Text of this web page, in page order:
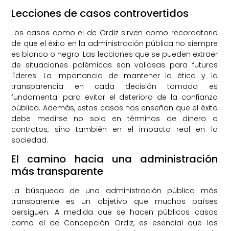
Lecciones de casos controvertidos
Los casos como el de Ordiz sirven como recordatorio
de que el éxito en la administración pública no siempre
es blanco o negro. Las lecciones que se pueden extraer
de situaciones polémicas son valiosas para futuros
líderes. La importancia de mantener la ética y la
transparencia en cada decisión tomada es
fundamental para evitar el deterioro de la confianza
pública. Además, estos casos nos enseñan que el éxito
debe medirse no solo en términos de dinero o
contratos, sino también en el impacto real en la
sociedad.
El camino hacia una administración
más transparente
La búsqueda de una administración pública más
transparente es un objetivo que muchos países
persiguen. A medida que se hacen públicos casos
como el de Concepción Ordiz, es esencial que las